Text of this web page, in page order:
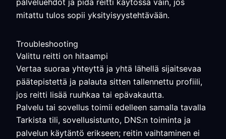
palveluehdot ja pidä reitti käytössä vain, jos
mitattu tulos sopii yksityisyystehtävään.
Troubleshooting
Valittu reitti on hitaampi
Vertaa suoraa yhteyttä ja yhtä lähellä sijaitsevaa
päätepistettä ja palauta sitten tallennettu profiili,
jos reitti lisää ruuhkaa tai epävakautta.
Palvelu tai sovellus toimii edelleen samalla tavalla
Tarkista tili, sovellusistunto, DNS:n toiminta ja
palvelun käytäntö erikseen; reitin vaihtaminen ei